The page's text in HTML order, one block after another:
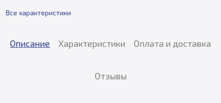
Все характеристики
Описание Характеристики Оплата и доставка
Отзывы